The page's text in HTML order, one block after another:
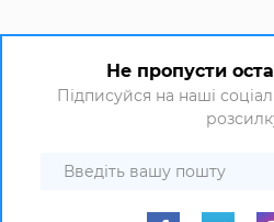
Не пропусти
Підписуйся на наші